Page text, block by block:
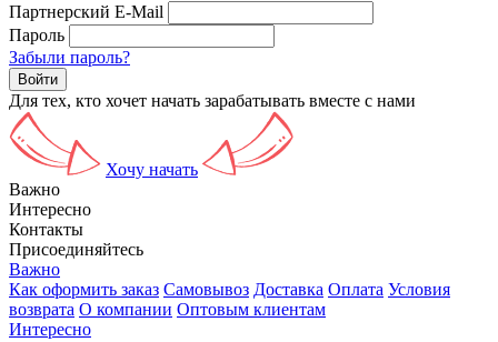
Партнерский E-Mail
Пароль
Забыли пароль?
Для тех, кто хочет начать зарабатывать вместе с нами
Хочу начать
Важно
Интересно
Контакты
Присоединяйтесь
Важно
Как оформить заказ Самовывоз Доставка Оплата Условия
возврата О компании Оптовым клиентам
Интересно